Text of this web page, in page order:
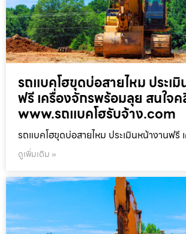
รถแบคโฮขุดบ่อสายไหม ประเ
ฟรี เครื่องจักรพร้อมลุย สนใจ
www.รถแบคโฮรับจ้าง.com
รถแบคโฮขุดบ่อสายไหม ประเมินหน้างานฟรี
ดูเพิ่มเติม »